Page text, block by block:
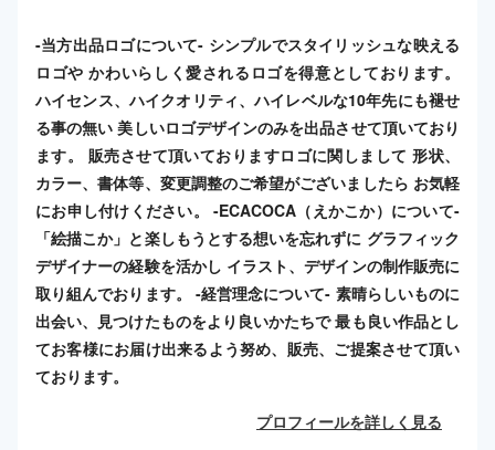
-当方出品ロゴについて- シンプルでスタイリッシュな映える
ロゴや かわいらしく愛されるロゴを得意としております。
ハイセンス、ハイクオリティ、ハイレベルな10年先にも褪せ
る事の無い 美しいロゴデザインのみを出品させて頂いており
ます。 販売させて頂いておりますロゴに関しまして 形状、
カラー、書体等、変更調整のご希望がございましたら お気軽
にお申し付けください。 -ECACOCA（えかこか）について-
「絵描こか」と楽しもうとする想いを忘れずに グラフィック
デザイナーの経験を活かし イラスト、デザインの制作販売に
取り組んでおります。 -経営理念について- 素晴らしいものに
出会い、見つけたものをより良いかたちで 最も良い作品とし
てお客様にお届け出来るよう努め、販売、ご提案させて頂い
ております。
プロフィールを詳しく見る